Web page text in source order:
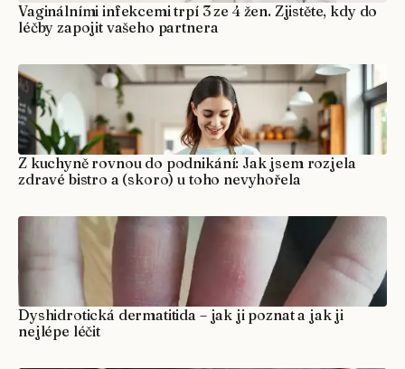
Vaginálními infekcemi trpí 3 ze 4 žen. Zjistěte, kdy do
léčby zapojit vašeho partnera
Z kuchyně rovnou do podnikání: Jak jsem rozjela
zdravé bistro a (skoro) u toho nevyhořela
Dyshidrotická dermatitida – jak ji poznat a jak ji
nejlépe léčit